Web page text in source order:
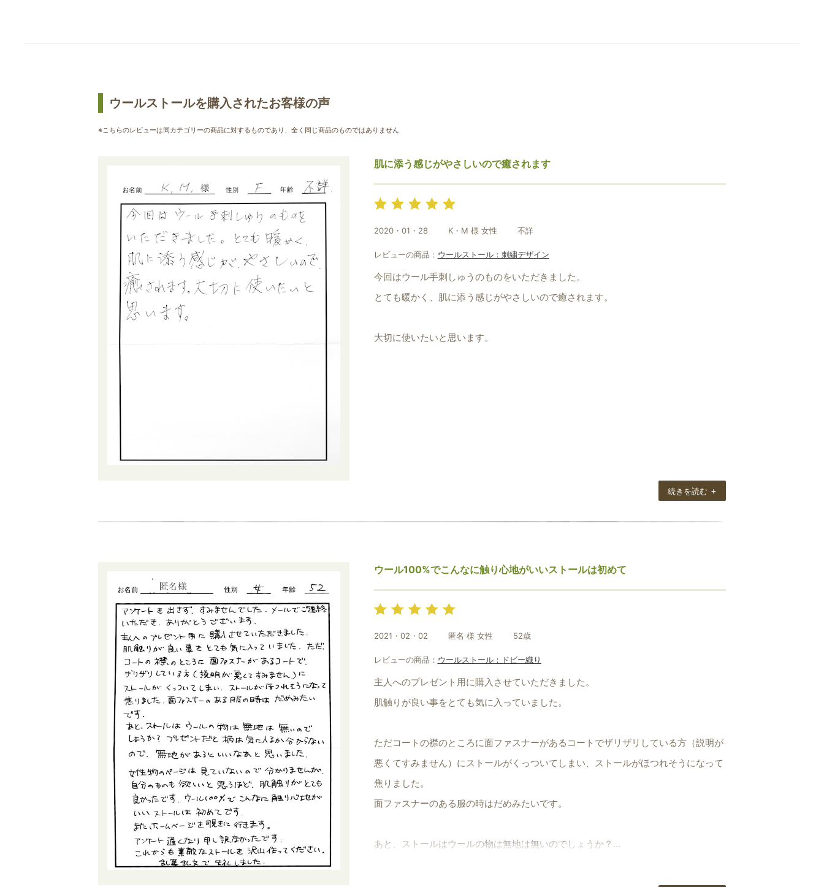
ウールストールを購入されたお客様の声
※こちらのレビューは同カテゴリーの商品に対するものであり、全く同じ商品のものではありません
肌に添う感じがやさしいので癒されます
2020・01・28 K・M 様 女性 不詳
レビューの商品： ウールストール：刺繍デザイン
今回はウール手刺しゅうのものをいただきました。
とても暖かく、肌に添う感じがやさしいので癒されます。
大切に使いたいと思います。
続きを読む +
ウール100%でこんなに触り心地がいいストールは初めて
2021・02・02 匿名 様 女性 52歳
レビューの商品： ウールストール：ドビー織り
主人へのプレゼント用に購入させていただきました。
肌触りが良い事をとても気に入っていました。
ただコートの襟のところに面ファスナーがあるコートでザリザリしている方（説明が
悪くてすみません）にストールがくっついてしまい、ストールがほつれそうになって
焦りました。
面ファスナーのある服の時はだめみたいです。
あと、ストールはウールの物は無地は無いのでしょうか？